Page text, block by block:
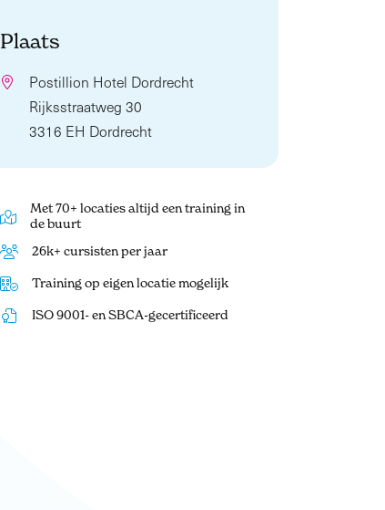
Plaats
Postillion Hotel Dordrecht
Rijksstraatweg 30
3316 EH Dordrecht
Met 70+ locaties altijd een training in
de buurt
26k+ cursisten per jaar
Training op eigen locatie mogelijk
ISO 9001- en SBCA-gecertificeerd